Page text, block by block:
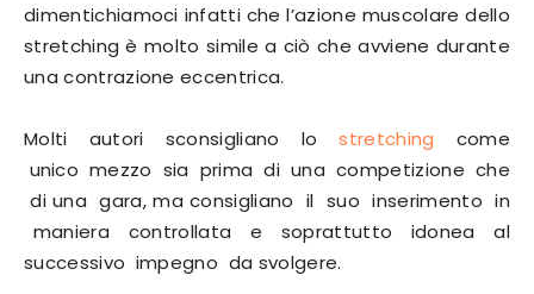
dimentichiamoci infatti che l’azione muscolare dello
stretching è molto simile a ciò che avviene durante
una contrazione eccentrica.
Molti autori sconsigliano lostretching come
unico mezzo sia prima di una competizione che
di una gara, ma consigliano il suo inserimento in
maniera controllata e soprattutto idonea al
successivo impegno da svolgere.